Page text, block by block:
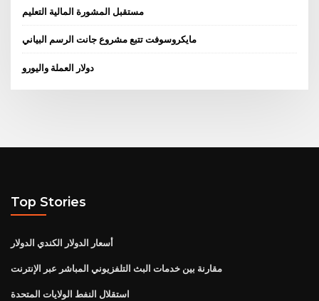
مستقبل المشورة المالية التعليم
مايكروسوفت تتبع مشروع جانت الرسم البياني
دولار العملة واليورو
Top Stories
أسعار الدولار الكندي الدولار
مقارنة بين خدمات البث التلفزيوني المباشر عبر الإنترنت
استقلال النفط الولايات المتحدة